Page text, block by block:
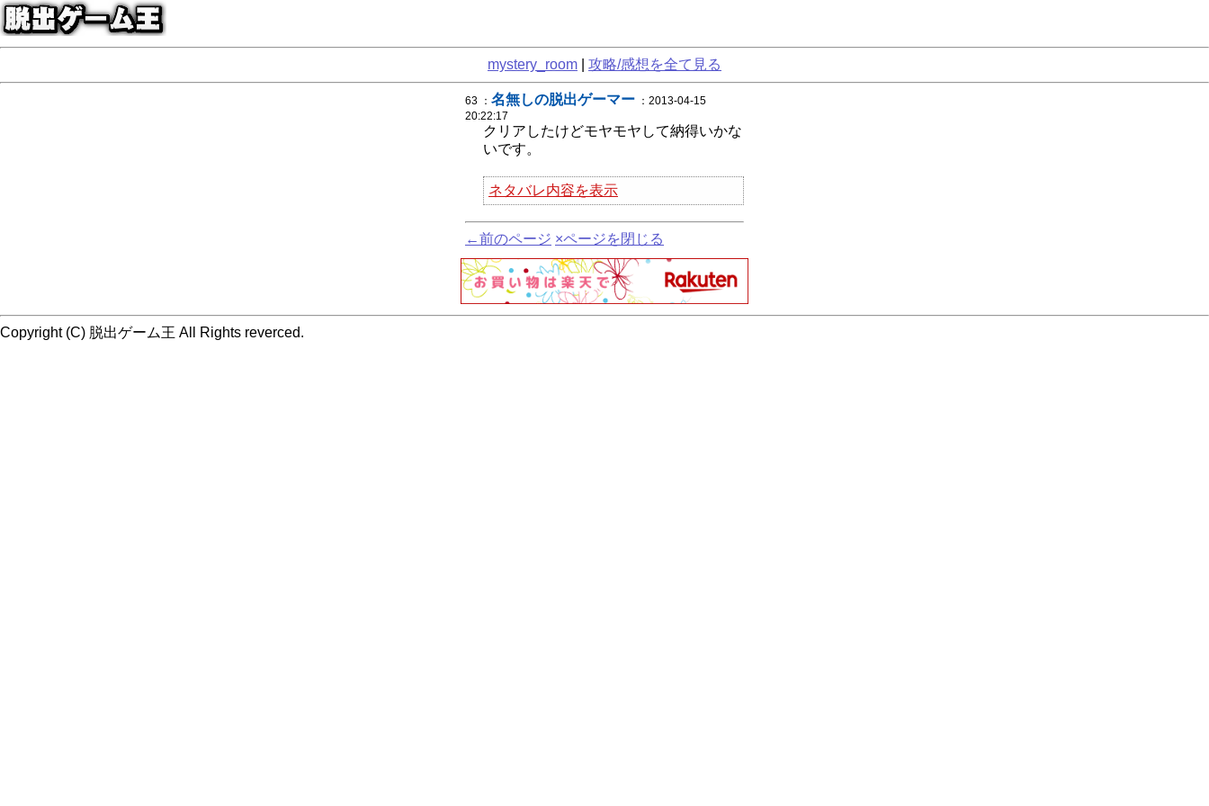
mystery_room 攻略/感想を全て見る
63 ： 名無しの脱出ゲーマー ：2013-04-15
20:22:17
クリアしたけどモヤモヤして納得いかな
いです。
ネタバレ内容を表示
←前のページ ×ページを閉じる
Copyright (C) 脱出ゲーム王 All Rights reverced.